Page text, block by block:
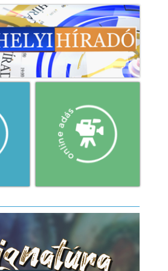
- Szántói Vigasságok: főztek,
fociztak és díszpolgárt is
avattak!
- Jubileum: 30. alkalommal
szervezték meg a Balaton
Kupát!